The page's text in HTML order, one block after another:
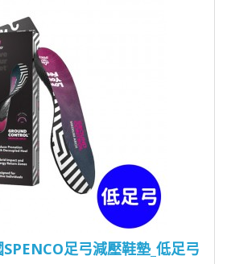
足弓減壓鞋墊_低足弓